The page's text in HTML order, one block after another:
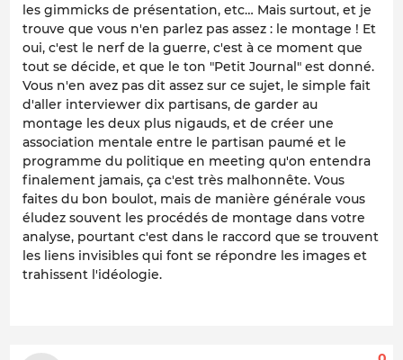
les gimmicks de présentation, etc… Mais surtout, et je
trouve que vous n'en parlez pas assez : le montage ! Et
oui, c'est le nerf de la guerre, c'est à ce moment que
tout se décide, et que le ton "Petit Journal" est donné.
Vous n'en avez pas dit assez sur ce sujet, le simple fait
d'aller interviewer dix partisans, de garder au
montage les deux plus nigauds, et de créer une
association mentale entre le partisan paumé et le
programme du politique en meeting qu'on entendra
finalement jamais, ça c'est très malhonnête. Vous
faites du bon boulot, mais de manière générale vous
éludez souvent les procédés de montage dans votre
analyse, pourtant c'est dans le raccord que se trouvent
les liens invisibles qui font se répondre les images et
trahissent l'idéologie.